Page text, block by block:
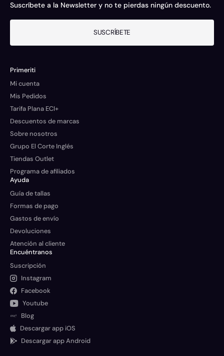
Suscríbete a la Newsletter y no te pierdas ningún descuento.
SUSCRÍBETE
Primeriti
Mi cuenta
Mis Pedidos
Tarifa Plana ECI+
Descuentos de marcas
Sobre nosotros
Grupo El Corte Inglés
Tiendas Outlet
Programa de afiliados
Ayuda
Guía de tallas
Formas de pago
Gastos de envío
Devoluciones
Atención al cliente
Encuéntranos
Suscripción
Instagram
Facebook
Youtube
Blog
Descargar app iOS
Descargar app Android